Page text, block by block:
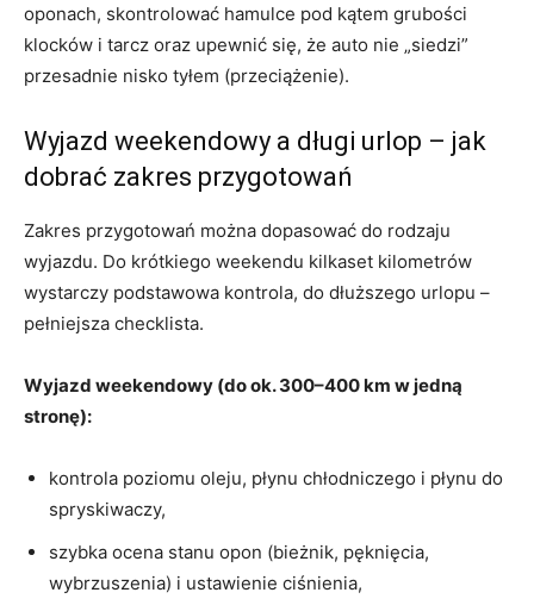
oponach, skontrolować hamulce pod kątem grubości
klocków i tarcz oraz upewnić się, że auto nie „siedzi”
przesadnie nisko tyłem (przeciążenie).
Wyjazd weekendowy a długi urlop – jak
dobrać zakres przygotowań
Zakres przygotowań można dopasować do rodzaju
wyjazdu. Do krótkiego weekendu kilkaset kilometrów
wystarczy podstawowa kontrola, do dłuższego urlopu –
pełniejsza checklista.
Wyjazd weekendowy (do ok. 300–400 km w jedną
stronę):
kontrola poziomu oleju, płynu chłodniczego i płynu do
spryskiwaczy,
szybka ocena stanu opon (bieżnik, pęknięcia,
wybrzuszenia) i ustawienie ciśnienia,